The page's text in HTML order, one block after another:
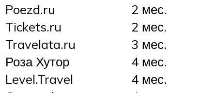
Poezd.ru
2 мес.
Tickets.ru
2 мес.
Travelata.ru
3 мес.
Роза Хутор
4 мес.
Level.Travel
4 мес.